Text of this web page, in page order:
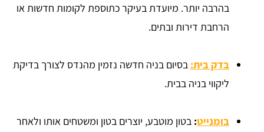
בהרבה יותר. מיועדת בעיקר כתוספת לקומות חדשות או
הרחבת דירות ובתים.
בדק בית: בסיום בניה חדשה נזמין מהנדס לצורך בדיקת
ליקווי בניה בבית.
בומנייט: בטון מוטבע, יוצרים בטון ומשטחים אותו ולאחר